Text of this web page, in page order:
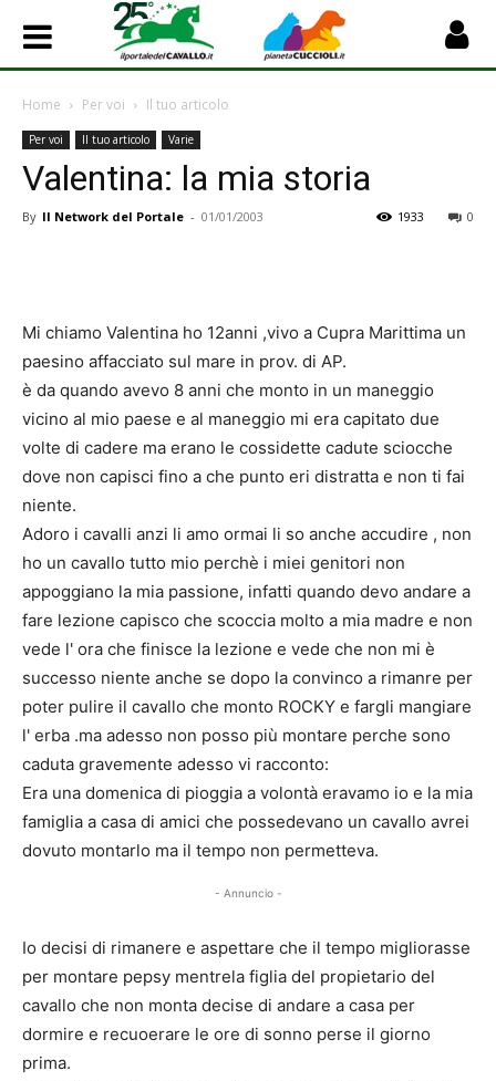
Home Per voi Il tuo articolo
Per voi Il tuo articolo Varie
Valentina: la mia storia
By Il Network del Portale - 01/01/2003 0
1933
Mi chiamo Valentina ho 12anni ,vivo a Cupra Marittima un
paesino affacciato sul mare in prov. di AP.
è da quando avevo 8 anni che monto in un maneggio
vicino al mio paese e al maneggio mi era capitato due
volte di cadere ma erano le cossidette cadute sciocche
dove non capisci fino a che punto eri distratta e non ti fai
niente.
Adoro i cavalli anzi li amo ormai li so anche accudire , non
ho un cavallo tutto mio perchè i miei genitori non
appoggiano la mia passione, infatti quando devo andare a
fare lezione capisco che scoccia molto a mia madre e non
vede l' ora che finisce la lezione e vede che non mi è
successo niente anche se dopo la convinco a rimanre per
poter pulire il cavallo che monto ROCKY e fargli mangiare
l' erba .ma adesso non posso più montare perche sono
caduta gravemente adesso vi racconto:
Era una domenica di pioggia a volontà eravamo io e la mia
famiglia a casa di amici che possedevano un cavallo avrei
dovuto montarlo ma il tempo non permetteva.
- Annuncio -
Io decisi di rimanere e aspettare che il tempo migliorasse
per montare pepsy mentrela figlia del propietario del
cavallo che non monta decise di andare a casa per
dormire e recuoerare le ore di sonno perse il giorno
prima.